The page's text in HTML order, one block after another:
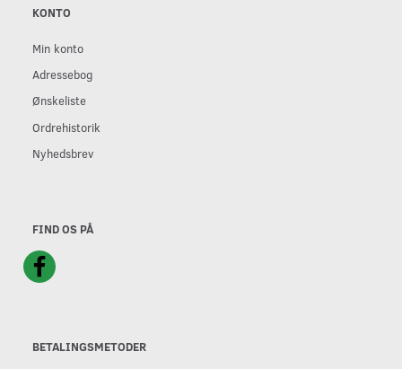
KONTO
Min konto
Adressebog
Ønskeliste
Ordrehistorik
Nyhedsbrev
FIND OS PÅ
BETALINGSMETODER